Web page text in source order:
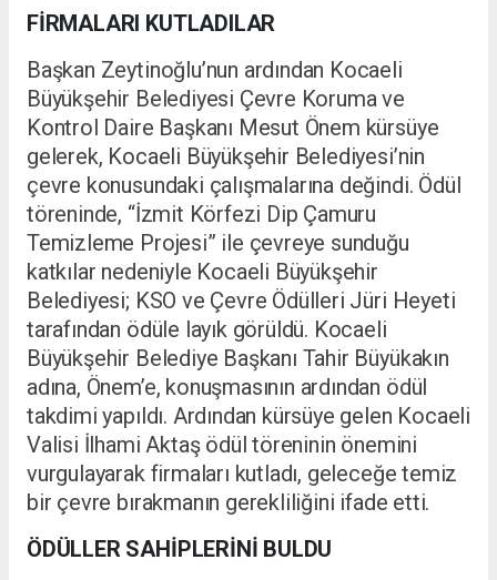
FİRMALARI KUTLADILAR
Başkan Zeytinoğlu’nun ardından Kocaeli
Büyükşehir Belediyesi Çevre Koruma ve
Kontrol Daire Başkanı Mesut Önem kürsüye
gelerek, Kocaeli Büyükşehir Belediyesi’nin
çevre konusundaki çalışmalarına değindi. Ödül
töreninde, “İzmit Körfezi Dip Çamuru
Temizleme Projesi” ile çevreye sunduğu
katkılar nedeniyle Kocaeli Büyükşehir
Belediyesi; KSO ve Çevre Ödülleri Jüri Heyeti
tarafından ödüle layık görüldü. Kocaeli
Büyükşehir Belediye Başkanı Tahir Büyükakın
adına, Önem’e, konuşmasının ardından ödül
takdimi yapıldı. Ardından kürsüye gelen Kocaeli
Valisi İlhami Aktaş ödül töreninin önemini
vurgulayarak firmaları kutladı, geleceğe temiz
bir çevre bırakmanın gerekliliğini ifade etti.
ÖDÜLLER SAHİPLERİNİ BULDU